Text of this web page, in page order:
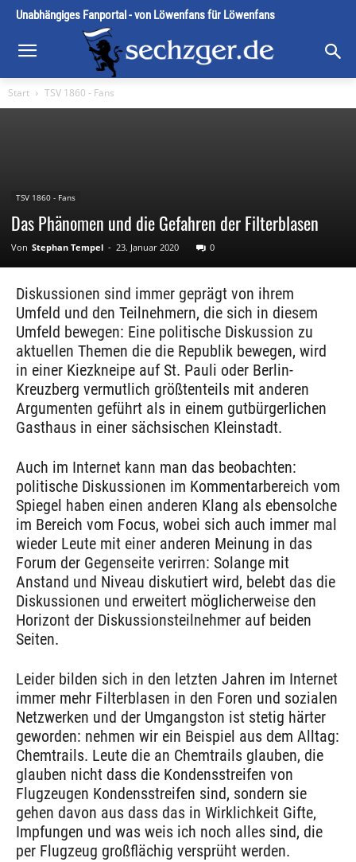
Unabhängiges Fanportal - von Löwenfans für Löwenfans
Start TSV 1860 - Fans
TSV 1860 - Fans
Das Phänomen und die Gefahren der Filterblasen
Von Stephan Tempel - 23. Januar 2020 0
Diskussionen sind immer geprägt von ihrem
Umfeld und den Teilnehmern, die sich in diesem
Umfeld bewegen: Eine politische Diskussion zu
aktuellen Themen die die Republik bewegen, wird
in einer Kiezkneipe auf St. Pauli oder Berlin-
Kreuzberg vermutlich größtenteils mit anderen
Argumenten geführt als in einem gutbürgerlichen
Gasthaus in einer sächsischen Kleinstadt.
Auch im Internet kann man das beobachten:
politische Diskussionen im Kommentarbereich vom
Spiegel haben einen anderen Klang als ebensolche
im Bereich vom Focus, wobei sich auch immer mal
wieder Leute mit einer anderen Meinung in das
Forum der Gegenseite verirren: Solange mit
Anstand und Niveau diskutiert wird, belebt das die
Diskussionen und erweitert möglicherweise den
Horizont der Diskussionsteilnehmer auf beiden
Seiten.
Leider bilden sich in den letzten Jahren im Internet
immer mehr Filterblasen in den Foren und sozialen
Netzwerken und der Umgangston ist stetig härter
geworden: nehmen wir ein Beispiel aus dem Alltag:
Chemtrails. Leute die an Chemtrails glauben, die
glauben nicht dass die Kondensstreifen von
Flugzeugen Kondensstreifen sind, sondern sie
gehen davon aus dass das in Wirklichkeit Gifte,
Impfungen und was weis ich noch alles sind, die
per Flugzeug großflächig versprüht werden.